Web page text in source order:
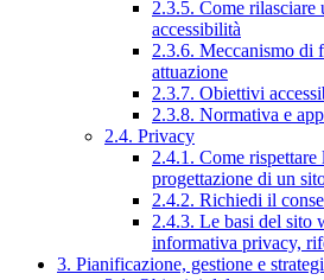
2.3.5. Come rilasciare
accessibilità
2.3.6. Meccanismo di
attuazione
2.3.7. Obiettivi
2.3.8. Normativa e
2.4. Privacy
2.4.1. Come
progettazione di un
2.4.2. Richiedi il
2.4.3. Le basi del sito
informativa privacy,
3. Pianificazione, gestione e